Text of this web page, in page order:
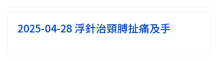
2025-04-28 浮針治頸膊扯痛及手